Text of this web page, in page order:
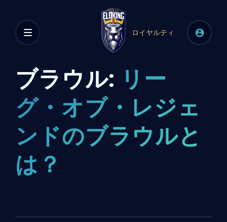
ロイヤルティ
ブラウル: リー
グ・オブ・レジェ
ンドのブラウルと
は？